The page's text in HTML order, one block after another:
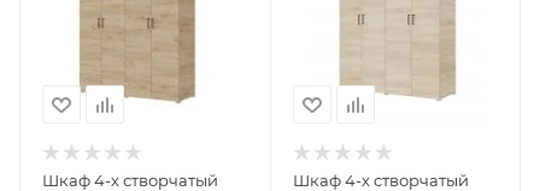
Шкаф 4-х створчатый
Шкаф 4-х створчатый